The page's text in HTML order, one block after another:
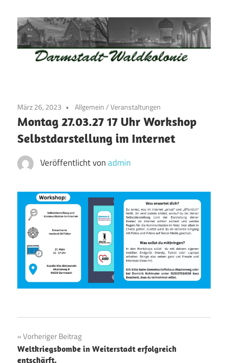
Inhalt
springen
Darmstadt
Altstadt
der
Weststadt
–
Darmstadt
März 26, 2023 Allgemein/Veranstaltungen
Montag 27.03.27 17 Uhr Workshop
Selbstdarstellung im Internet
Veröffentlicht vonadmin
Beitragsnavigation
Vorheriger Beitrag
Weltkriegsbombe in Weiterstadt erfolgreich
entschärft.